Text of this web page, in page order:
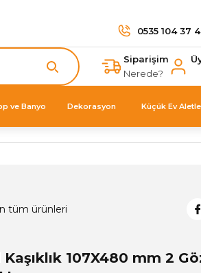
0535 104 37
Siparişim
Nerede?
ve Banyo Dekorasyon Küçük Ev
tüm ürünleri
107X480 mm 2